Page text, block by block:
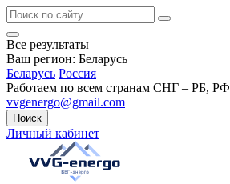
Все результаты
Ваш регион: Беларусь
Беларусь Россия
Работаем по всем странам СНГ – РБ, РФ
vvgenergo@gmail.com
Поиск
Личный кабинет